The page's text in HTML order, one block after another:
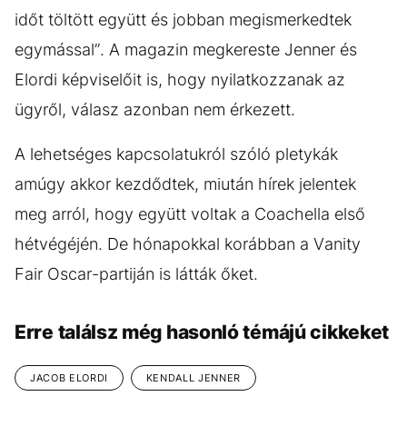
időt töltött együtt és jobban megismerkedtek
egymással”. A magazin megkereste Jenner és
Elordi képviselőit is, hogy nyilatkozzanak az
ügyről, válasz azonban nem érkezett.
A lehetséges kapcsolatukról szóló pletykák
amúgy akkor kezdődtek, miután hírek jelentek
meg arról, hogy együtt voltak a Coachella első
hétvégéjén. De hónapokkal korábban a Vanity
Fair Oscar-partiján is látták őket.
Erre találsz még hasonló témájú cikkeket
JACOB ELORDI KENDALL JENNER